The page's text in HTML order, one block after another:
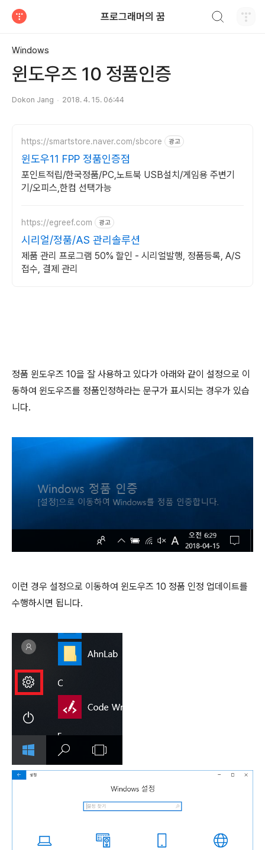
프로그래머의 꿈
Windows
윈도우즈 10 정품인증
Dokon Jang 2018. 4. 15. 06:44
https://smartstore.naver.com/sbcore 광고
윈도우11 FPP 정품인증점
포인트적립/한국정품/PC,노트북 USB설치/게임용 주변기
기/오피스,한컴 선택가능
https://egreef.com 광고
시리얼/정품/AS 관리솔루션
제품 관리 프로그램 50% 할인 - 시리얼발행, 정품등록, A/S
접수, 결제 관리
정품 윈도우즈 10을 잘 사용하고 있다가 아래와 같이 설정으로 이
동하여 윈도우즈를 정품인정하라는 문구가 표시되는 경우가 있습
니다.
이런 경우 설정으로 이동하여 윈도우즈 10 정품 인정 업데이트를
수행하시면 됩니다.